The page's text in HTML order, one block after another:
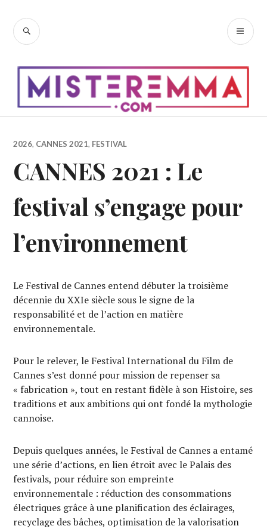
contenu
RECHERCHE
2026, CANNES 2021, FESTIVAL
CANNES 2021 : Le
festival s’engage pour
l’environnement
Le Festival de Cannes entend débuter la troisième
décennie du XXIe siècle sous le signe de la
responsabilité et de l’action en matière
environnementale.
Pour le relever, le Festival International du Film de
Cannes s’est donné pour mission de repenser sa
« fabrication », tout en restant fidèle à son Histoire, ses
traditions et aux ambitions qui ont fondé la mythologie
cannoise.
Depuis quelques années, le Festival de Cannes a entamé
une série d’actions, en lien étroit avec le Palais des
festivals, pour réduire son empreinte
environnementale : réduction des consommations
électriques grâce à une planification des éclairages,
recyclage des bâches, optimisation de la valorisation